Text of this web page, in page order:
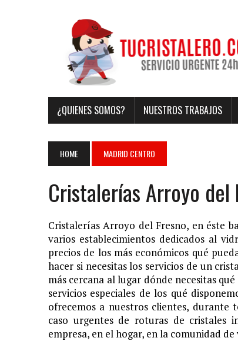
¿QUIENES SOMOS? NUESTROS TRABAJOS
HOME MADRID CENTRO
Cristalerías Arroyo del
Cristalerías Arroyo del Fresno, en éste
varios establecimientos dedicados al
precios de los más económicos qué
hacer si necesitas los servicios de un
más cercana al lugar dónde necesitas
servicios especiales de los qué
ofrecemos a nuestros clientes, durante
caso urgentes de roturas de cristales
empresa, en el hogar, en la comunidad de